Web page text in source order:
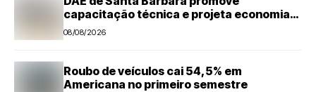
capacitação técnica e projeta economia
anual de mais de R$ 300 mil com eficiência
energética
08/08/2026
Roubo de veículos cai 54,5% em
Americana no primeiro semestre